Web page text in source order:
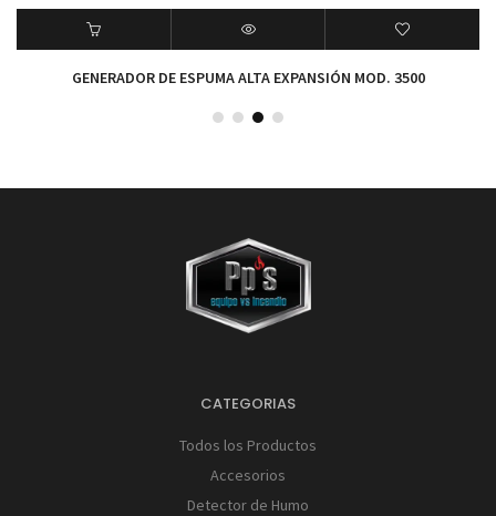
GENERADOR DE ESPUMA ALTA EXPANSIÓN MOD. 3500
CATEGORIAS
Todos los Productos
Accesorios
Detector de Humo